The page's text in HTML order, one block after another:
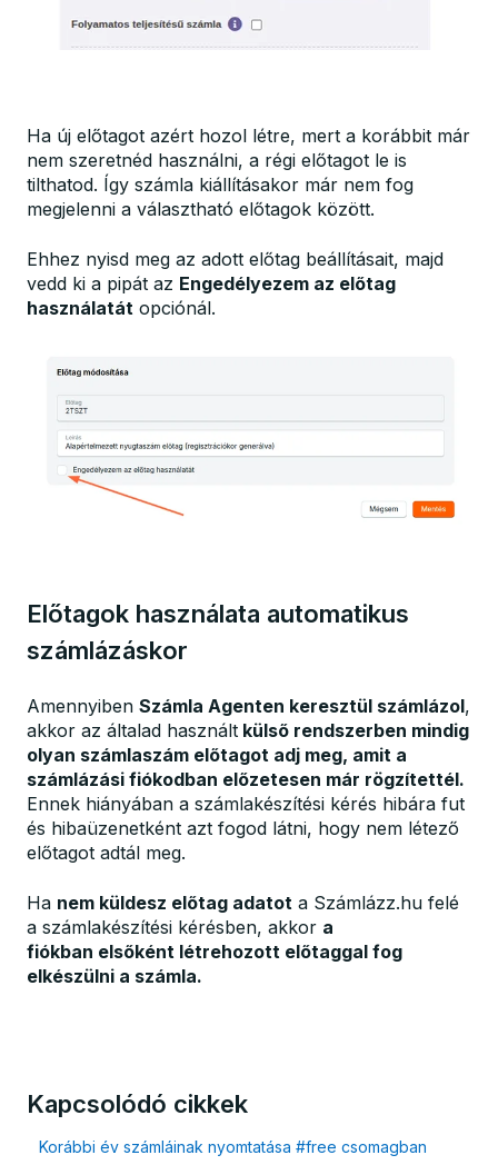
Ha új előtagot azért hozol létre, mert a korábbit már
nem szeretnéd használni, a régi előtagot le is
tilthatod. Így számla kiállításakor már nem fog
megjelenni a választható előtagok között.
Ehhez nyisd meg az adott előtag beállításait, majd
vedd ki a pipát az Engedélyezem az előtag
használatát opciónál.
Előtagok használata automatikus
számlázáskor
Amennyiben Számla Agenten keresztül számlázol,
akkor az általad használt külső rendszerben mindig
olyan számlaszám előtagot adj meg, amit a
számlázási fiókodban előzetesen már rögzítettél.
Ennek hiányában a számlakészítési kérés hibára fut
és hibaüzenetként azt fogod látni, hogy nem létező
előtagot adtál meg.
Ha nem küldesz előtag adatot a Számlázz.hu felé
a számlakészítési kérésben, akkor a
fiókban elsőként létrehozott előtaggal fog
elkészülni a számla.
Kapcsolódó cikkek
Korábbi év számláinak nyomtatása #free csomagban